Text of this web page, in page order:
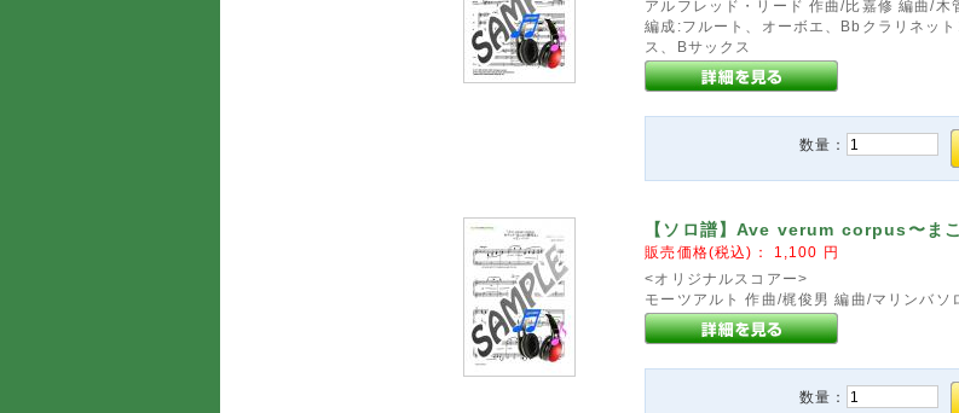
アルフレッド・リード 作曲/比嘉修 編曲/木
編成:フルート、オーボエ、Bbクラリネッ
ス、Bサックス
数量：
【ソロ譜】Ave verum corpus〜ま
販売価格(税込)： 1,100 円
<オリジナルスコアー>
モーツアルト 作曲/梶俊男 編曲/マリンバソ
数量：